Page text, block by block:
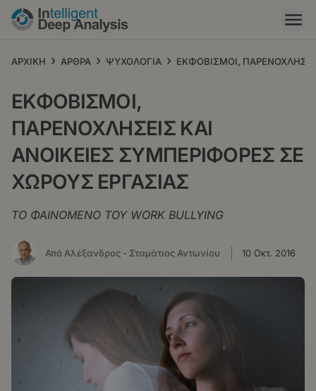
Παράκαμψη
προς
κυρίως
ΑΡΧΙΚΗ › ΑΡΘΡΑ › ΨΥΧΟΛΟΓΙΑ › ΕΚΦΟΒΙΣΜΟΙ,
ΕΚΦΟΒΙΣΜΟΙ,
ΠΑΡΕΝΟΧΛΗΣΕΙΣ ΚΑΙ
ΑΝΟΙΚΕΙΕΣ ΣΥΜΠΕΡΙΦΟΡΕΣ ΣΕ
ΧΩΡΟΥΣ ΕΡΓΑΣΙΑΣ
ΤΟ ΦΑΙΝΟΜΕΝΟ ΤΟΥ WORK BULLYING
Από Αλέξανδρος - Σταμάτιος Αντωνίου 10 Οκτ. 2016